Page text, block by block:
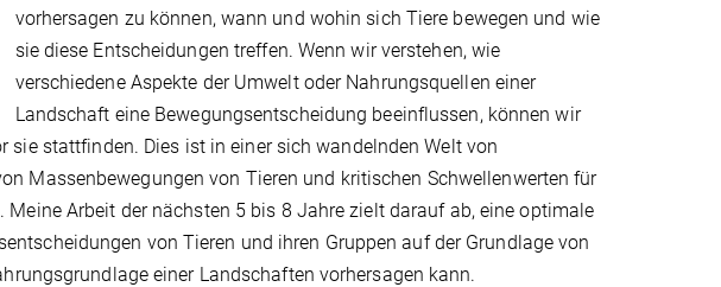
vorhersagen zu können, wann und wohin sich Tiere bewegen und wie
sie diese Entscheidungen treffen. Wenn wir verstehen, wie
verschiedene Aspekte der Umwelt oder Nahrungsquellen einer
Landschaft eine Bewegungsentscheidung beeinflussen, können wir
sie stattfinden. Dies ist in einer sich wandelnden Welt von
Massenbewegungen von Tieren und kritischen Schwellenwerten für
Arbeit der nächsten 5 bis 8 Jahre zielt darauf ab, eine optimale
von Tieren und ihren Gruppen auf der Grundlage von
einer Landschaften vorhersagen kann.